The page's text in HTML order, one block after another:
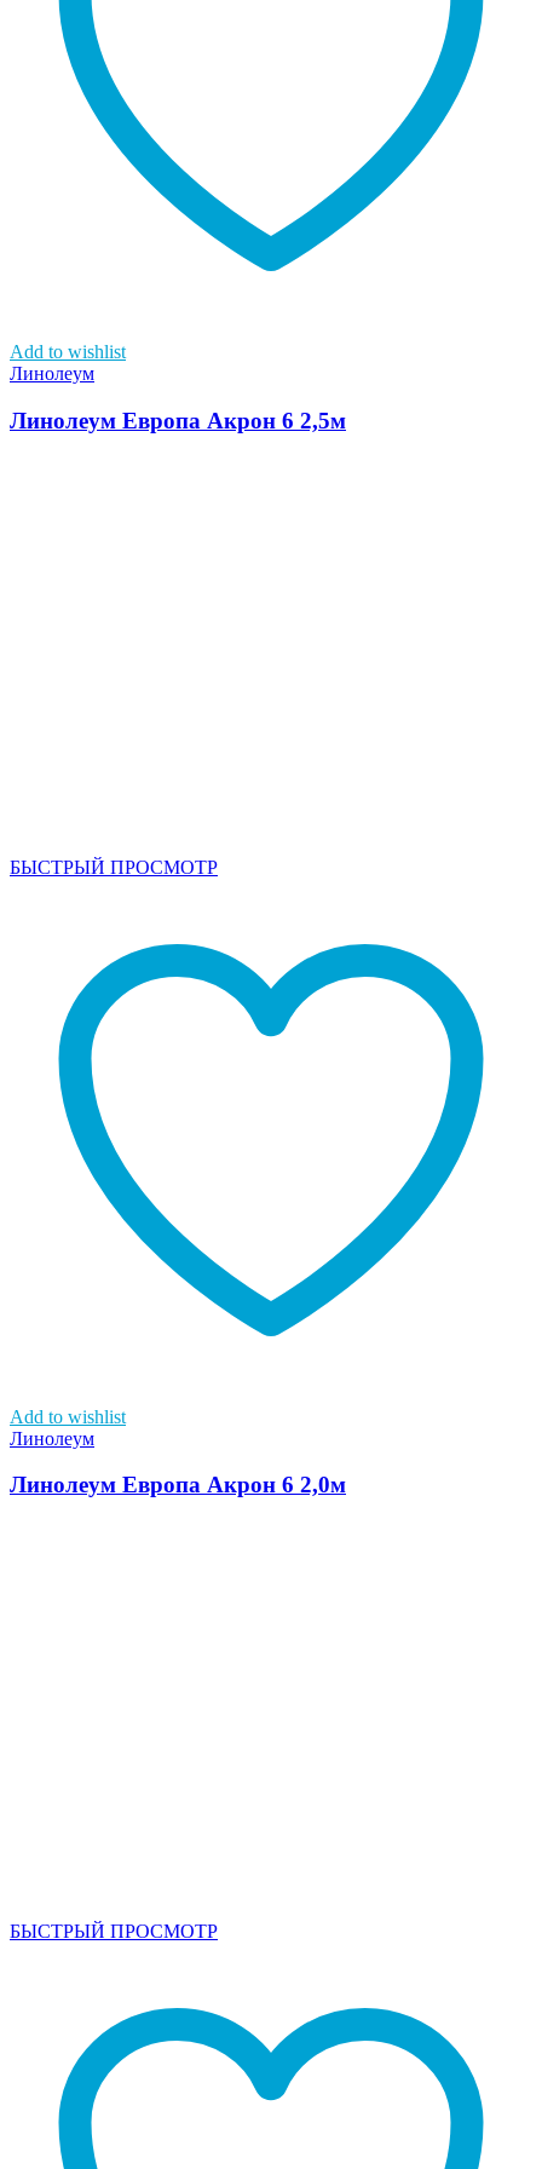
Add to wishlist
Линолеум
Линолеум Европа Акрон 6 2,5м
БЫСТРЫЙ ПРОСМОТР
Add to wishlist
Линолеум
Линолеум Европа Акрон 6 2,0м
БЫСТРЫЙ ПРОСМОТР